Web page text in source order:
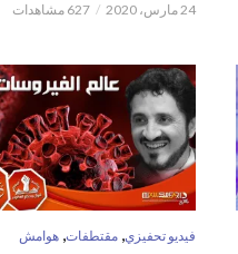
24 مارس، 2020 627 مشاهدات
فيديو تحفيزي, مقتطفات, هوامش